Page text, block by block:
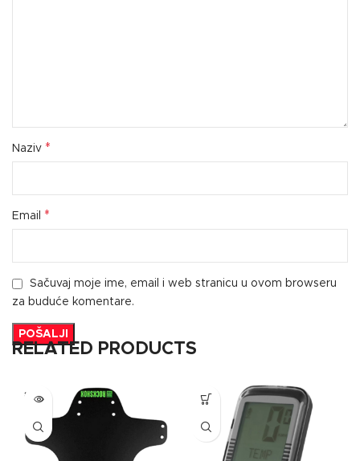
Naziv *
Email *
Sačuvaj moje ime, email i web stranicu u ovom browseru
za buduće komentare.
RELATED PRODUCTS
SOLD
OUT